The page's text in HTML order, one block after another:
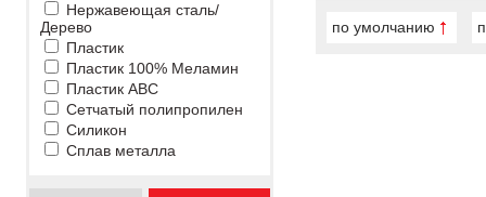
Нержавеющая сталь/
Дерево
Пластик
Пластик 100% Меламин
Пластик ABC
Сетчатый полипропилен
Силикон
Сплав металла
по умолчанию